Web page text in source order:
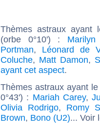
Thèmes astraux ayant
(orbe 0°10') :
Portman, Léonard de
Coluche, Matt Damon,
ayant cet aspect.
Thèmes astraux ayant
0°43') : Mariah Carey,
Olivia Rodrigo, Romy
Brown, Bono (U2)... Voir